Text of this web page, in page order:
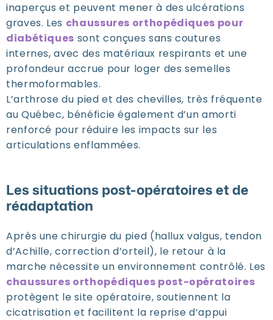
inaperçus et peuvent mener à des ulcérations
graves. Les chaussures orthopédiques pour
diabétiques sont conçues sans coutures
internes, avec des matériaux respirants et une
profondeur accrue pour loger des semelles
thermoformables.
L’arthrose du pied et des chevilles, très fréquente
au Québec, bénéficie également d’un amorti
renforcé pour réduire les impacts sur les
articulations enflammées.
Les situations post-opératoires et de
réadaptation
Après une chirurgie du pied (hallux valgus, tendon
d’Achille, correction d’orteil), le retour à la
marche nécessite un environnement contrôlé. Les
chaussures orthopédiques post-opératoires
protègent le site opératoire, soutiennent la
cicatrisation et facilitent la reprise d’appui